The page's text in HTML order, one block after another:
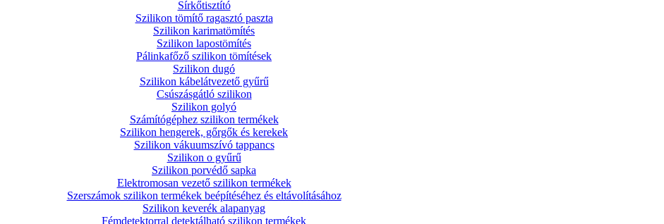
Sírkőtisztító
Szilikon tömítő ragasztó paszta
Szilikon karimatömítés
Szilikon lapostömítés
Pálinkafőző szilikon tömítések
Szilikon dugó
Szilikon kábelátvezető gyűrű
Csúszásgátló szilikon
Szilikon golyó
Számítógéphez szilikon termékek
Szilikon hengerek, gőrgők és kerekek
Szilikon vákuumszívó tappancs
Szilikon o gyűrű
Szilikon porvédő sapka
Elektromosan vezető szilikon termékek
Szerszámok szilikon termékek beépítéséhez és eltávolításához
Szilikon keverék alapanyag
Fémdetektorral detektálható szilikon termékek